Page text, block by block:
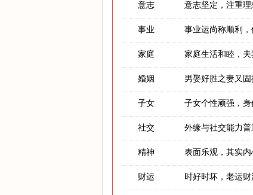
意志 意志坚定，注重理
事业 事业运尚称顺利，
家庭 家庭生活和睦，夫
婚姻 男娶好胜之妻又
子女 子女个性顽强，身
社交 外缘与社交能力普
精神 表面乐观，其实内
财运 时好时坏，老运财